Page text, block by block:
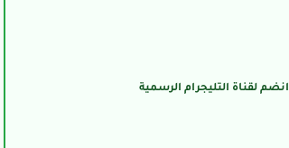
انضم لقناة التليجرام الرسمية